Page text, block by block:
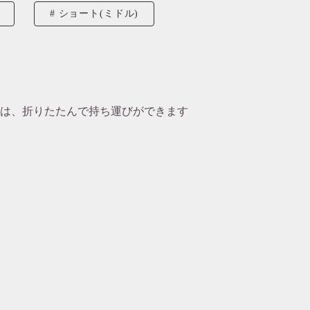
ショート(ミドル)
、折りたたんで持ち運びができます